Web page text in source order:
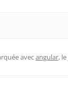
avecangular, le